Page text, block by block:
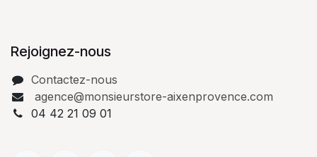
Rejoignez-nous
Contactez-nous
agence@monsieurstore-aixenprovence.com
04 42 21 09 01